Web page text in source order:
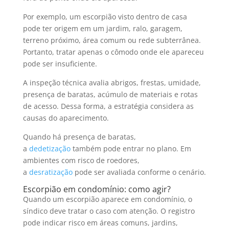
Por exemplo, um escorpião visto dentro de casa
pode ter origem em um jardim, ralo, garagem,
terreno próximo, área comum ou rede subterrânea.
Portanto, tratar apenas o cômodo onde ele apareceu
pode ser insuficiente.
A inspeção técnica avalia abrigos, frestas, umidade,
presença de baratas, acúmulo de materiais e rotas
de acesso. Dessa forma, a estratégia considera as
causas do aparecimento.
Quando há presença de baratas,
a dedetizaçãotambém pode entrar no plano. Em
ambientes com risco de roedores,
a desratizaçãopode ser avaliada conforme o cenário.
Escorpião em condomínio: como agir?
Quando um escorpião aparece em condomínio, o
síndico deve tratar o caso com atenção. O registro
pode indicar risco em áreas comuns, jardins,